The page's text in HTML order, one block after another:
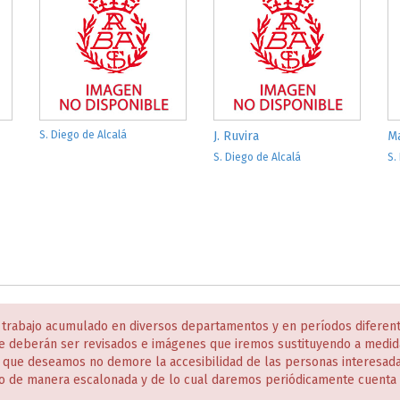
S. Diego de Alcalá J. Ruvira
S. Diego de Alcalá S.
acumulado en diversos departamentos y en períodos
ser revisados e imágenes que iremos sustituyendo a
deseamos no demore la accesibilidad de las personas
manera escalonada y de lo cual daremos periódicamente